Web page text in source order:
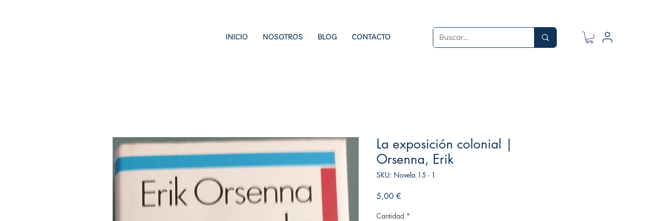
INICIO NOSOTROS BLOG CONTACTO
La exposición colonial |
Orsenna, Erik
SKU: Novela 15 - 1
5,00 €
Cantidad *